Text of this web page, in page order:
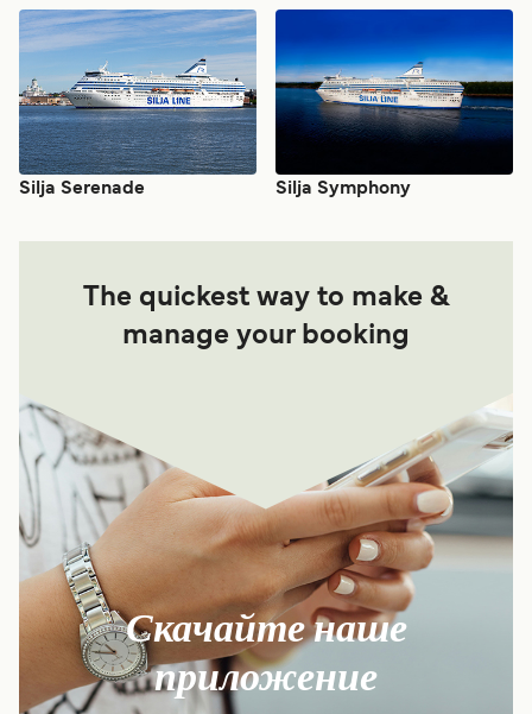
Silja Serenade Silja Symphony
The quickest way to make &
manage your booking
Скачайте наше
приложение